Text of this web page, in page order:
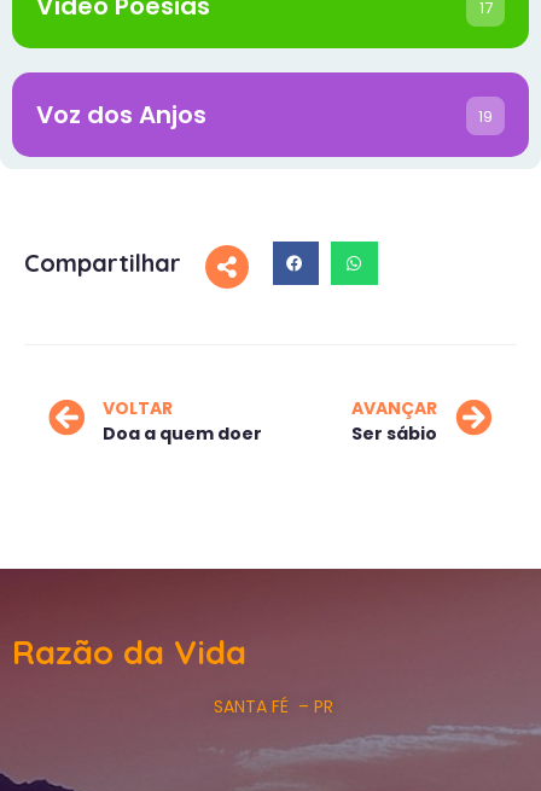
17
Voz dos Anjos 19
Compartilhar
VOLTAR
Doa a quem doer
AVANÇAR
Ser sábio
Razão da Vida
SANTA FÉ – PR